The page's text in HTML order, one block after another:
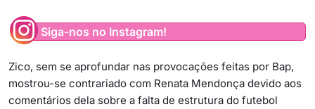
Siga-nos no Instagram!
Zico, sem se aprofundar nas provocações feitas por Bap,
mostrou-se contrariado com Renata Mendonça devido aos
comentários dela sobre a falta de estrutura do futebol